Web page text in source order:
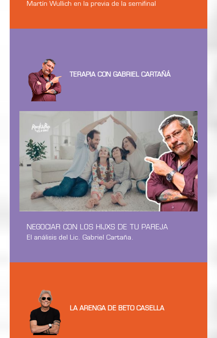
Martín Wullich en la previa de la semifinal
TERAPIA CON GABRIEL CARTAÑÁ
NEGOCIAR CON LOS HIJXS DE TU PAREJA
El análisis del Lic. Gabriel Cartaña.
LA ARENGA DE BETO CASELLA